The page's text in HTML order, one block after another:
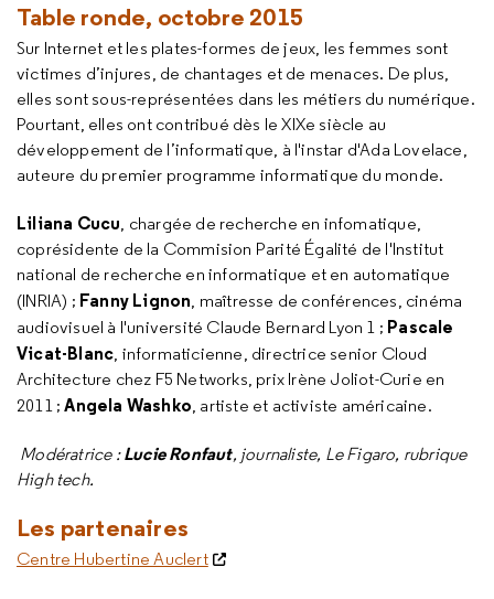
Table ronde, octobre 2015
Sur Internet et les plates-formes de jeux, les femmes sont
victimes d’injures, de chantages et de menaces. De plus,
elles sont sous-représentées dans les métiers du numérique.
Pourtant, elles ont contribué dès le XIXe siècle au
développement de l’informatique, à l'instar d'Ada Lovelace,
auteure du premier programme informatique du monde.
Liliana Cucu, chargée de recherche en infomatique,
coprésidente de la Commision Parité Égalité de l'Institut
national de recherche en informatique et en automatique
(INRIA) ; Fanny Lignon, maîtresse de conférences, cinéma
audiovisuel à l'université Claude Bernard Lyon 1 ; Pascale
Vicat-Blanc, informaticienne, directrice senior Cloud
Architecture chez F5 Networks, prix Irène Joliot-Curie en
2011 ;Angela Washko, artiste et activiste américaine.
Modératrice :Lucie Ronfaut, journaliste, Le Figaro, rubrique
High tech.
Les partenaires
Centre Hubertine Auclert